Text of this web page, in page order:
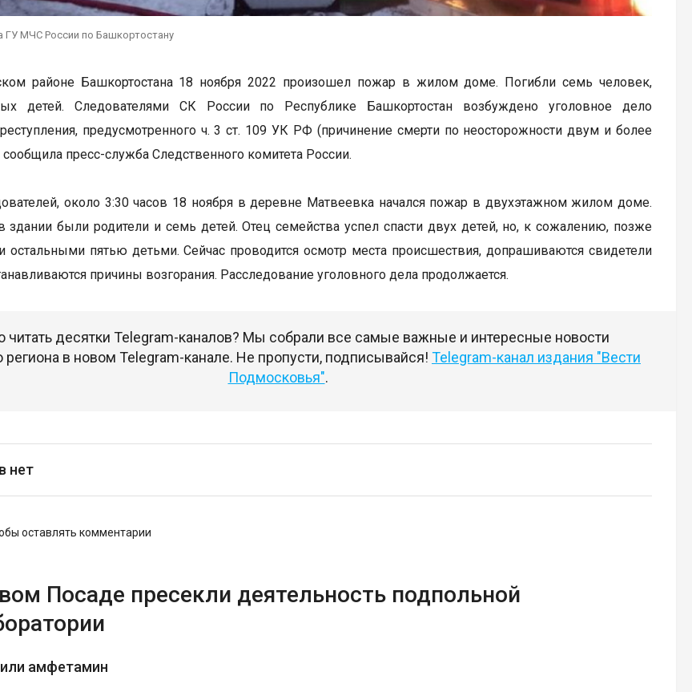
ГУ МЧС России по Башкортостану
районе Башкортостана 18 ноября 2022 произошел пожар в жилом доме. Погибли семь человек,
детей. Следователями СК России по Республике Башкортостан возбуждено уголовное дело
предусмотренного ч. 3 ст. 109 УК РФ (причинение смерти по неосторожности двум и более
пресс-служба Следственного комитета России.
около 3:30 часов 18 ноября в деревне Матвеевка начался пожар в двухэтажном жилом доме.
здании были родители и семь детей. Отец семейства успел спасти двух детей, но, к сожалению, позже
остальными пятью детьми. Сейчас проводится осмотр места происшествия, допрашиваются свидетели
причины возгорания. Расследование уголовного дела продолжается.
читать десятки Telegram-каналов? Мы собрали все самые важные и интересные новости
региона в новом Telegram-канале. Не пропусти, подписывайся! Telegram-канал издания "Вести
Подмосковья".
нет
оставлять комментарии
Посаде пресекли деятельность подпольной
амфетамин